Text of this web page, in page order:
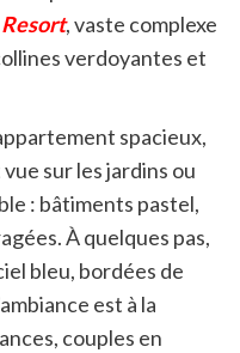
, vaste complexe
verdoyantes et
spacieux,
sur les jardins ou
: bâtiments pastel,
À quelques pas,
bleu, bordées de
est à la
couples en